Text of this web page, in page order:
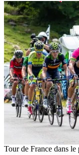
Tour de France dans le